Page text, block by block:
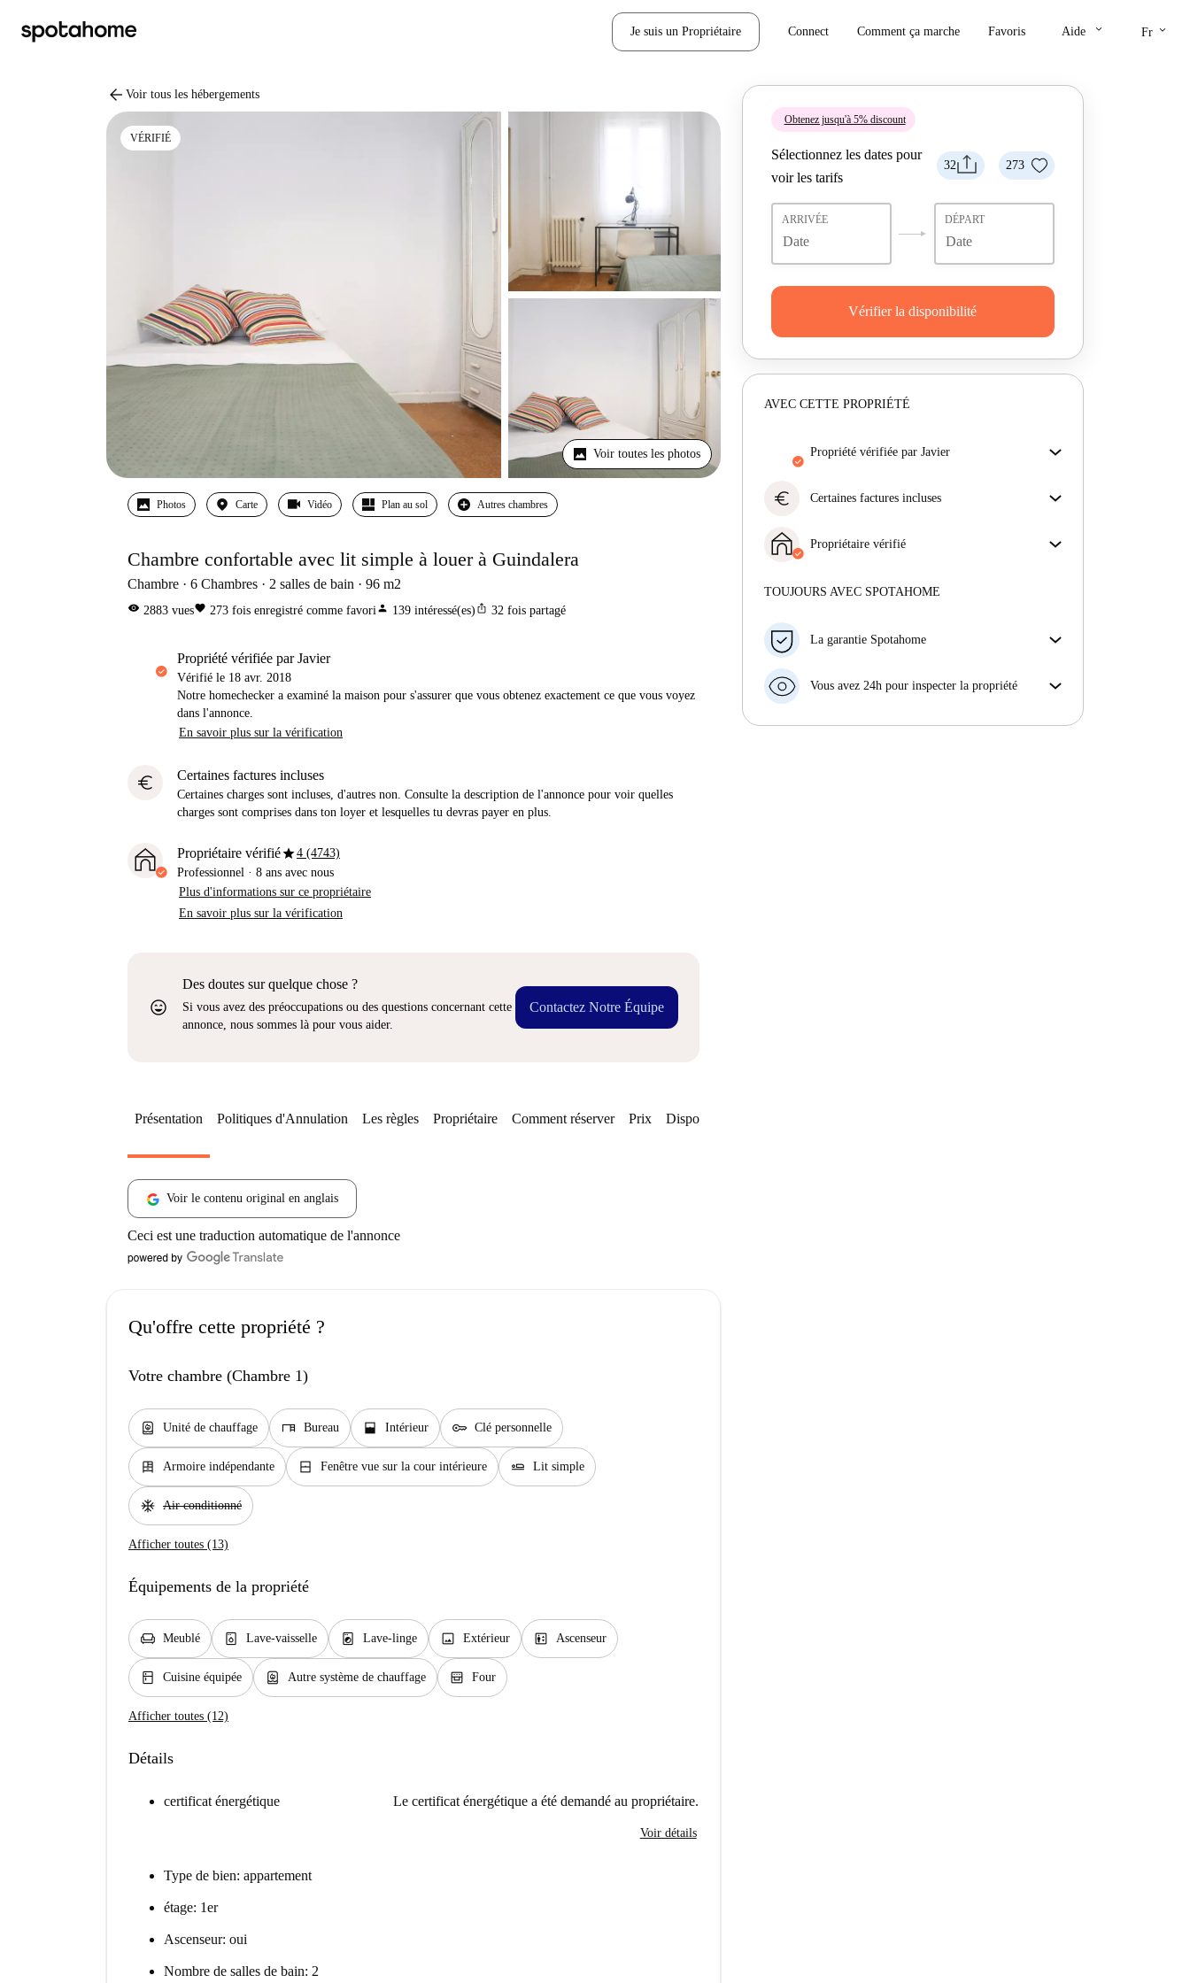
Je suis un Propriétaire Connect Comment ça marche Favoris Aide keyboard_arrow_down Fr keyboard_arrow_down
arrow_back Voir tous les hébergements
VÉRIFIÉ
Voir toutes les photos
Photos Carte Vidéo Plan au sol Autres chambres
Chambre confortable avec lit simple à louer à Guindalera
Chambre 6 Chambres 2 salles de bain 96 m2
visibility 2883 vuesfavorite 273 fois enregistré comme favoriperson 139 intéressé(es) ios_share 32 fois partagé
propriété vérifiée par Javier
Vérifié le 18 avr. 2018
Notre homechecker a examiné la maison pour s'assurer que vous obtenez exactement ce que vous voyez
dans l'annonce.
En savoir plus sur la vérification
euro Certaines factures incluses
Certaines charges sont incluses, d'autres non. Consulte la description de l'annonce pour voir quelles
charges sont comprises dans ton loyer et lesquelles tu devras payer en plus.
Propriétaire vérifiéstar4 (4743)
Professionnel · 8 ans avec nous
Plus d'informations sur ce propriétaire
En savoir plus sur la vérification
sentiment_very_satisfied
Des doutes sur quelque chose ?
Si vous avez des préoccupations ou des questions concernant cette
annonce, nous sommes là pour vous aider.
Contactez Notre Équipe
Obtenez jusqu'à 5% discount
32 273
Sélectionnez les dates pour
voir les tarifs
ARRIVÉE DÉPART
Vérifier la disponibilité
AVEC CETTE PROPRIÉTÉ
propriété vérifiée par Javier
s'assurer que vous obtenez exactement ce que vous
En savoir plus sur la vérification
euro Certaines factures incluses
Consulte la description de l'annonce pour voir
quelles charges sont comprises dans ton loyer et
Propriétaire vérifié
Plus d'informations sur ce propriétaire
TOUJOURS AVEC SPOTAHOME
La garantie Spotahome
préavis, nous allons soit (A) vous payer une chambre
soit (B) vous rembourser en totalité.
Vous avez 24h pour inspecter la propriété
Présentation Politiques d'Annulation Les règles Propriétaire Comment réserver Prix Disponibilités
Voir le contenu original en anglais
Ceci est une traduction automatique de l'annonce
Qu'offre cette propriété ?
Votre chambre (Chambre 1)
water_heater Unité de chauffage desk Bureau window_open Intérieur key Clé personnelle
dresser Armoire indépendante window_closed Fenêtre vue sur la cour intérieure airline_seat_flat Lit simple
ac_unit Air conditionné
Afficher toutes (13)
Équipements de la propriété
chair Meublé dishwasher_gen Lave-vaisselle local_laundry_service Lave-linge image Extérieur elevator Ascenseur
kitchen Cuisine équipée water_heater Autre système de chauffage oven_gen Four
Afficher toutes (12)
Détails
certificat énergétique Le certificat énergétique a été demandé au propriétaire.
Voir détails
Type de bien: appartement
étage: 1er
Ascenseur: oui
Nombre de salles de bain: 2